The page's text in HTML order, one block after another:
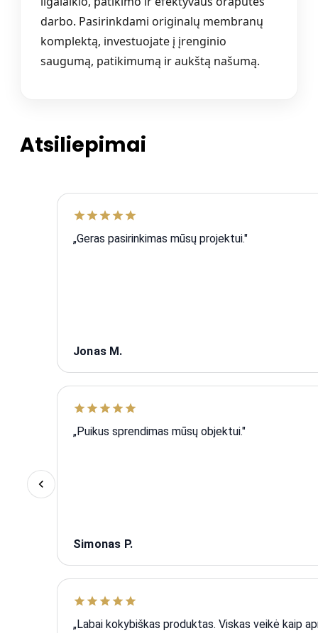
darbo. Pasirinkdami originalų membranų
komplektą, investuojate į įrenginio
saugumą, patikimumą ir aukštą našumą.
Atsiliepimai
„Geras pasirinkimas mūsų projektui."
Jonas M.
„Puikus sprendimas mūsų objektui."
Simonas P.
„Labai kokybiškas produktas. Viskas veikė kaip